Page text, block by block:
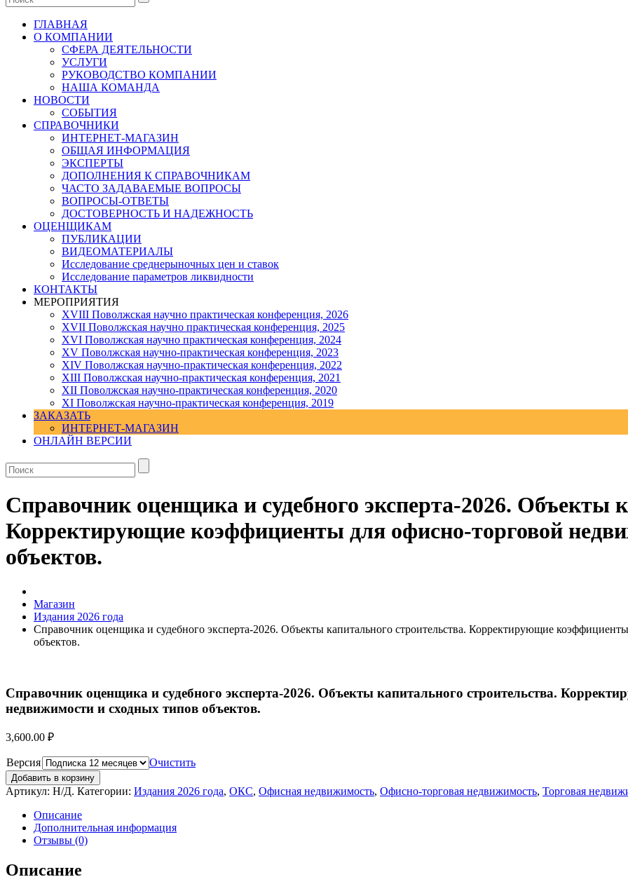
ГЛАВНАЯ
О КОМПАНИИ
СФЕРА ДЕЯТЕЛЬНОСТИ
УСЛУГИ
РУКОВОДСТВО КОМПАНИИ
НАША КОМАНДА
НОВОСТИ
СОБЫТИЯ
СПРАВОЧНИКИ
ИНТЕРНЕТ-МАГАЗИН
ОБЩАЯ ИНФОРМАЦИЯ
ЭКСПЕРТЫ
ДОПОЛНЕНИЯ К СПРАВОЧНИКАМ
ЧАСТО ЗАДАВАЕМЫЕ ВОПРОСЫ
ВОПРОСЫ-ОТВЕТЫ
ДОСТОВЕРНОСТЬ И НАДЕЖНОСТЬ
ОЦЕНЩИКАМ
ПУБЛИКАЦИИ
ВИДЕОМАТЕРИАЛЫ
Исследование среднерыночных цен и ставок
Исследование параметров ликвидности
КОНТАКТЫ
МЕРОПРИЯТИЯ
XVIII Поволжская научно практическая конференция, 2026
XVII Поволжская научно практическая конференция, 2025
XVI Поволжская научно практическая конференция, 2024
ХV Поволжская научно-практическая конференция, 2023
ХIV Поволжская научно-практическая конференция, 2022
ХIII Поволжская научно-практическая конференция, 2021
ХII Поволжская научно-практическая конференция, 2020
XI Поволжская научно-практическая конференция, 2019
ЗАКАЗАТЬ
ИНТЕРНЕТ-МАГАЗИН
ОНЛАЙН ВЕРСИИ
Справочник оценщика и судебного эксперта-2026. Объекты
Корректирующие коэффициенты для офисно-торговой
объектов.
Магазин
Издания 2026 года
Справочник оценщика и судебного эксперта-2026. Объекты капитального строительства. Корректирующие
объектов.
Справочник оценщика и судебного эксперта-2026. Объекты капитального строительства.
недвижимости и сходных типов объектов.
3,600.00 ₽
Версия Очистить
Добавить в корзину
Артикул: Н/Д. Категории: Издания 2026 года, ОКС, Офисная недвижимость, Офисно-торговая недвижимость, Торговая
Описание
Дополнительная информация
Отзывы (0)
Описание